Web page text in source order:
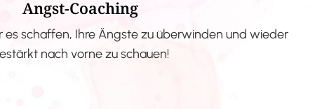
Angst-Coaching
schaffen, Ihre Ängste zu überwinden und wieder
nach vorne zu schauen!